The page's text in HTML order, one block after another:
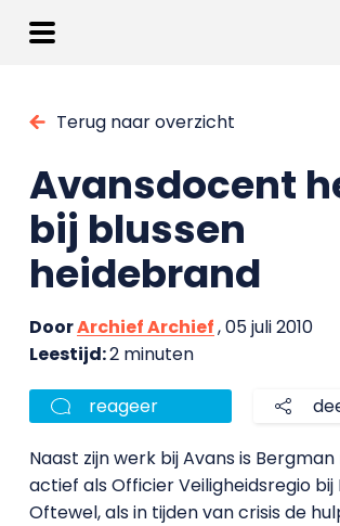
Terug naar overzicht
Avansdocent
bij blussen
heidebrand
DoorArchief Archief, 05 juli 2010
Leestijd:2 minuten
reageer
Naast zijn werk bij Avans is
actief als Officier Veiligheidsregio bij
Oftewel, als in tijden van crisis de